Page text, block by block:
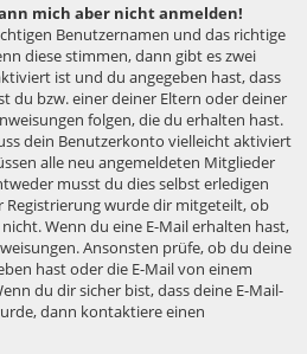
mich aber nicht anmelden!
Benutzernamen und das richtige
diese stimmen, dann gibt es zwei
ist und du angegeben hast, dass
du bzw. einer deiner Eltern oder deiner
folgen, die du erhalten hast.
dein Benutzerkonto vielleicht aktiviert
alle neu angemeldeten Mitglieder
musst du dies selbst erledigen
wurde dir mitgeteilt, ob
Wenn du eine E-Mail erhalten hast,
Ansonsten prüfe, ob du deine
hast oder die E-Mail von einem
du dir sicher bist, dass deine E-Mail-
dann kontaktiere einen